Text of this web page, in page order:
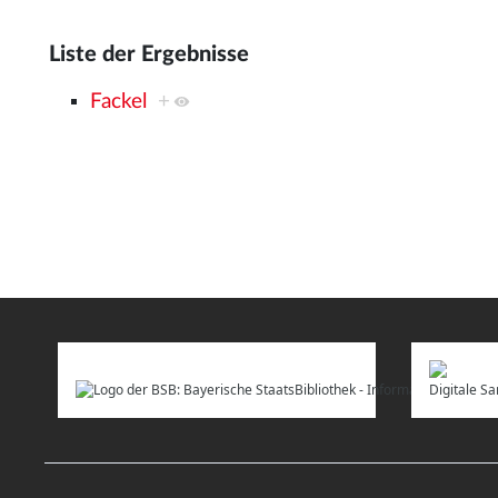
Liste der Ergebnisse
Fackel +
Digitale